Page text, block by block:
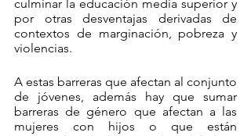
culminar la educación media superior y
por otras desventajas derivadas de
contextos de marginación, pobreza y
violencias.
A estas barreras que afectan al conjunto
de jóvenes, además hay que sumar
barreras de género que afectan a las
mujeres con hijos o que están